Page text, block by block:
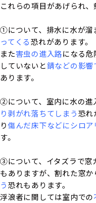
これらの項目があげられ、
①について、排水に水が溜
ってくる恐れがあります。
また害虫の進入路になる
していないと錆などの影
あります。
②について、室内に水の進
り剥がれ落ちてしまう恐れ
り傷んだ床下などにシロア
す。
③について、イタズラで窓
もありますが、割れた窓か
う恐れもあります。
浮浪者に関しては室内での